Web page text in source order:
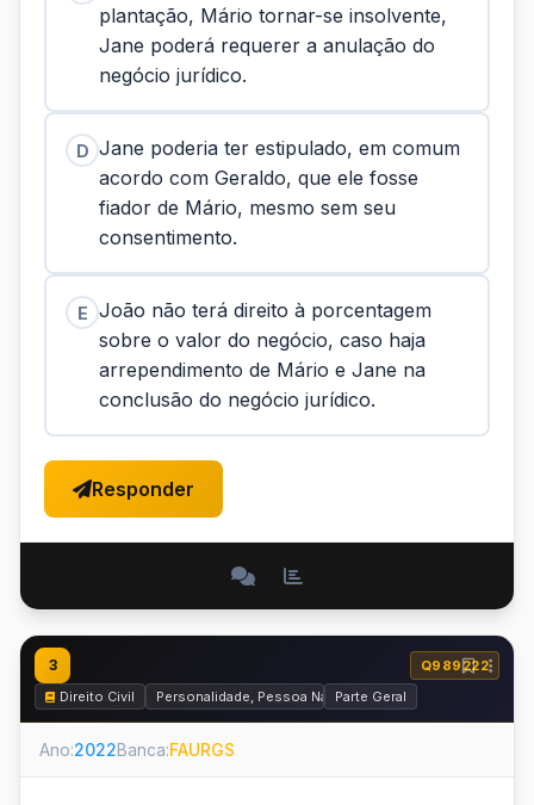
plantação, Mário tornar-se insolvente,
Jane poderá requerer a anulação do
negócio jurídico.
D Jane poderia ter estipulado, em comum
acordo com Geraldo, que ele fosse
fiador de Mário, mesmo sem seu
consentimento.
E João não terá direito à porcentagem
sobre o valor do negócio, caso haja
arrependimento de Mário e Jane na
conclusão do negócio jurídico.
Responder
3
Q989222
Direito Civil
Personalidade, Pessoa Natural e Capacidade
Parte Geral
Ano:2022Banca:FAURGS